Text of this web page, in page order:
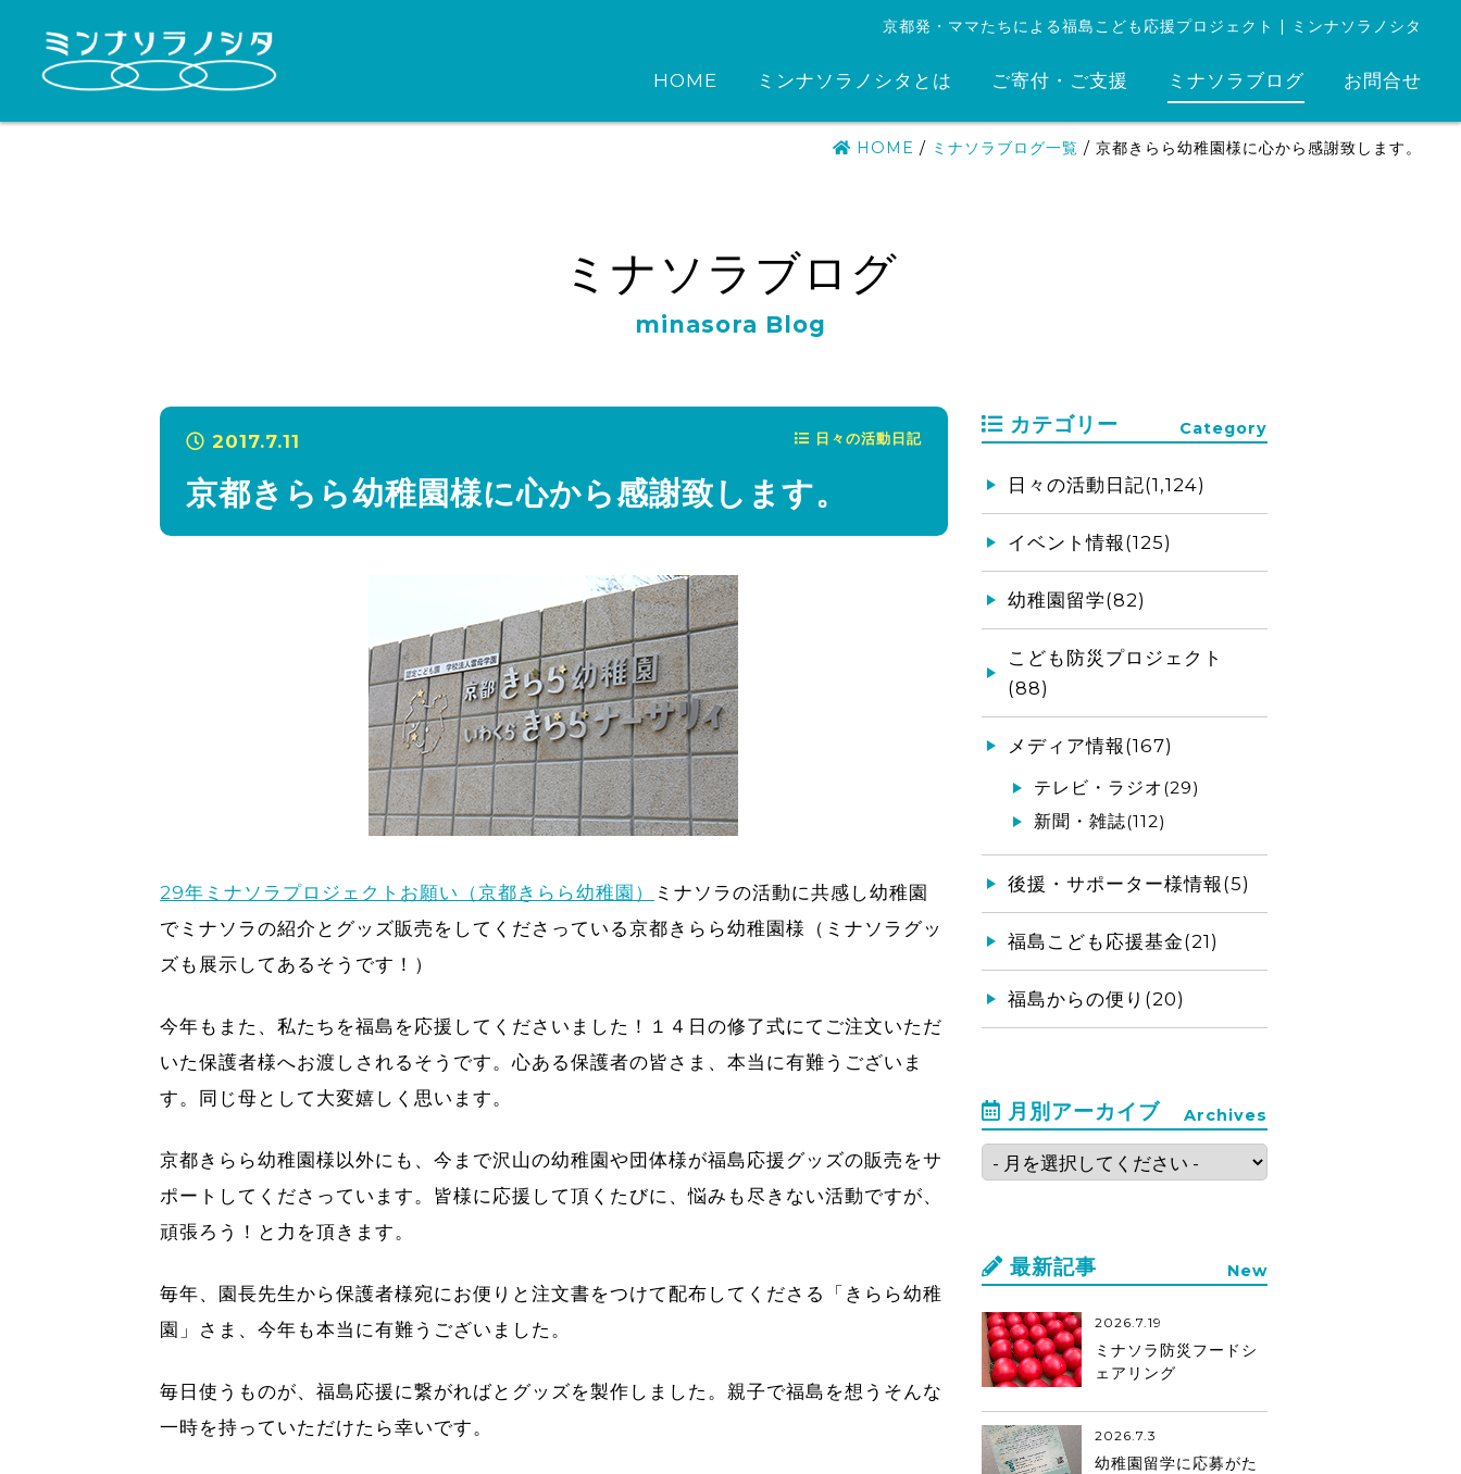
京都発・ママたちによる福島こども応援プロジェクト | ミンナソラノシタ
HOME ミンナソラノシタとは ご寄付・ご支援 ミナソラブログ お問合せ
HOME / ミナソラブログ一覧 / 京都きらら幼稚園様に心から感謝致します。
ミナソラブログ
minasora Blog
2017.7.11 日々の活動日記
京都きらら幼稚園様に心から感謝致します。
29年ミナソラプロジェクトお願い（京都きらら幼稚園）
ミナソラの活動に共感し幼稚園
でミナソラの紹介とグッズ販売をしてくださっている京都きらら幼稚園様（ミナソラグッ
ズも展示してあるそうです！）
今年もまた、私たちを福島を応援してくださいました！１４日の修了式にてご注文いただ
いた保護者様へお渡しされるそうです。心ある保護者の皆さま、本当に有難うございま
す。同じ母として大変嬉しく思います。
京都きらら幼稚園様以外にも、今まで沢山の幼稚園や団体様が福島応援グッズの販売をサ
ポートしてくださっています。皆様に応援して頂くたびに、悩みも尽きない活動ですが、
頑張ろう！と力を頂きます。
毎年、園長先生から保護者様宛にお便りと注文書をつけて配布してくださる「きらら幼稚
園」さま、今年も本当に有難うございました。
毎日使うものが、福島応援に繋がればとグッズを製作しました。親子で福島を想うそんな
一時を持っていただけたら幸いです。
カテゴリー Category
日々の活動日記(1,124)
イベント情報(125)
幼稚園留学(82)
こども防災プロジェクト
(88)
メディア情報(167)
テレビ・ラジオ(29)
新聞・雑誌(112)
後援・サポーター様情報(5)
福島こども応援基金(21)
福島からの便り(20)
月別アーカイブ Archives
最新記事 New
2026.7.19
ミナソラ防災フードシ
ェアリング
2026.7.3
幼稚園留学に応募がた